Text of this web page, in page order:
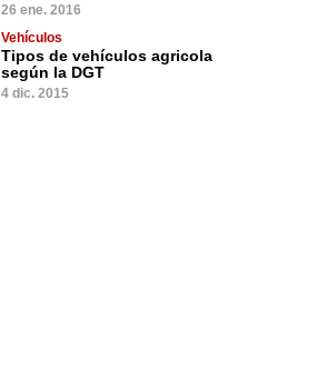
26 ene. 2016
Vehículos
Tipos de vehículos agricola
según la DGT
4 dic. 2015